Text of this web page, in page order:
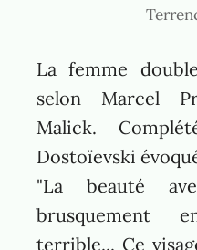
La femme
selon Marcel
Malick.
Dostoïevski
"La beauté
brusquement
terrible... Ce